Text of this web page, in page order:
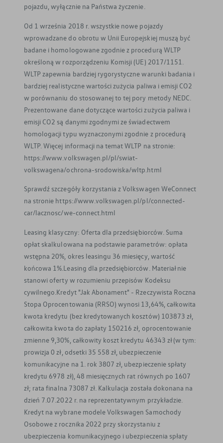
pojazdu, wyłącznie na Państwa życzenie.
Od 1 września 2018 r. wszystkie nowe pojazdy
wprowadzane do obrotu w Unii Europejskiej muszą być
badane i homologowane zgodnie z procedurą WLTP
określoną w rozporządzeniu Komisji (UE) 2017/1151.
WLTP zapewnia bardziej rygorystyczne warunki badania i
bardziej realistyczne wartości zużycia paliwa i emisji CO2
w porównaniu do stosowanej to tej pory metody NEDC.
Prezentowane dane dotyczące wartości zużycia paliwa i
emisji CO2 są danymi zgodnymi ze świadectwem
homologacji typu wyznaczonymi zgodnie z procedurą
WLTP. Więcej informacji na temat WLTP na stronie:
https://www.volkswagen.pl/pl/swiat-
volkswagena/ochrona-srodowiska/wltp.html
Sprawdź szczegóły korzystania z Volkswagen WeConnect
na stronie https://www.volkswagen.pl/pl/connected-
car/lacznosc/we-connect.html
Leasing klasyczny: Oferta dla przedsiębiorców. Suma
opłat skalkulowana na podstawie parametrów: opłata
wstępna 20%, okres leasingu 36 miesięcy, wartość
końcowa 1%.Leasing dla przedsiębiorców. Materiał nie
stanowi oferty w rozumieniu przepisów Kodeksu
cywilnego.Kredyt "Jak Abonament" - Rzeczywista Roczna
Stopa Oprocentowania (RRSO) wynosi 13,64%, całkowita
kwota kredytu (bez kredytowanych kosztów) 103873 zł,
całkowita kwota do zapłaty 150216 zł, oprocentowanie
zmienne 9,30%, całkowity koszt kredytu 46343 zł (w tym:
prowizja 0 zł, odsetki 35 558 zł, ubezpieczenie
komunikacyjne na 1. rok 3807 zł, ubezpieczenie spłaty
kredytu 6978 zł), 48 miesięcznych rat równych po 1607
zł; rata finalna 73087 zł. Kalkulacja została dokonana na
dzień 7.07.2022 r. na reprezentatywnym przykładzie.
Kredyt na wybrane modele Volkswagen Samochody
Osobowe z rocznika 2022 przy skorzystaniu z
ubezpieczenia komunikacyjnego i ubezpieczenia spłaty